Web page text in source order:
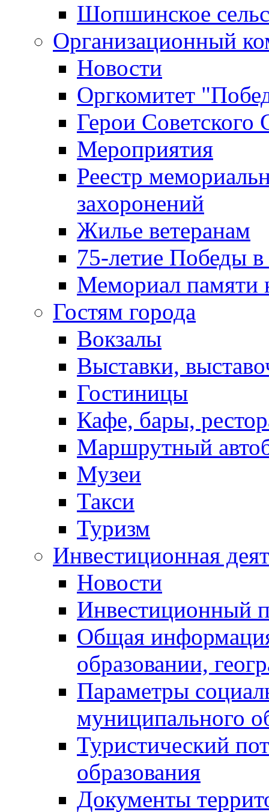
Шопшинское
Организационный
Новости
Оргкомитет
Герои Советского
Мероприятия
Реестр
захоронений
Жилье ветеранам
75-летие Победы
Мемориал памяти
Гостям города
Вокзалы
Выставки,
Гостиницы
Кафе, бары,
Маршрутный
Музеи
Такси
Туризм
Инвестиционная
Новости
Инвестиционный
Общая
образовании,
Параметры
муниципального
Туристический
образования
Документы